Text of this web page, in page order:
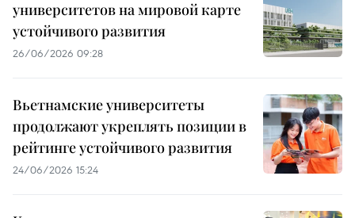
университетов на мировой карте
устойчивого развития
26/06/2026 09:28
Вьетнамские университеты
продолжают укреплять позиции в
рейтинге устойчивого развития
24/06/2026 15:24